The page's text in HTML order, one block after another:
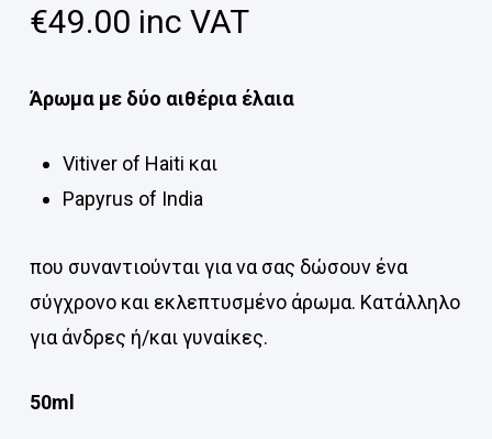
€49.00 inc VAT
Άρωμα με δύο αιθέρια έλαια
Vitiver of Haiti και
Papyrus of India
που συναντιούνται για να σας δώσουν ένα
σύγχρονο και εκλεπτυσμένο άρωμα. Κατάλληλο
για άνδρες ή/και γυναίκες.
50ml